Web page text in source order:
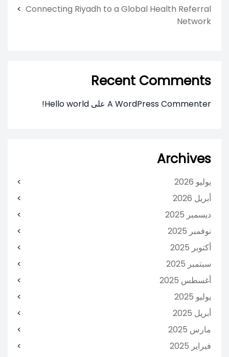
Connecting Riyadh to a Global Health Referral
Network
Recent Comments
A WordPress Commenter على Hello world!
Archives
يوليو 2026
أبريل 2026
ديسمبر 2025
نوفمبر 2025
أكتوبر 2025
سبتمبر 2025
أغسطس 2025
يوليو 2025
أبريل 2025
مارس 2025
فبراير 2025